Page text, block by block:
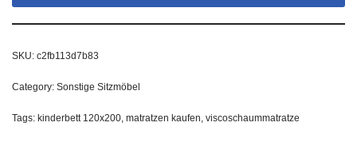
SKU: c2fb113d7b83
Category: Sonstige Sitzmöbel
Tags: kinderbett 120x200, matratzen kaufen, viscoschaummatratze